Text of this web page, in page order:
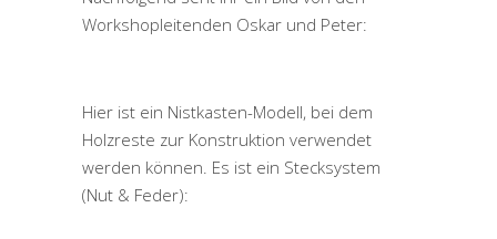
Workshopleitenden Oskar und Peter:
Hier ist ein Nistkasten-Modell, bei dem
Holzreste zur Konstruktion verwendet
werden können. Es ist ein Stecksystem
(Nut & Feder):